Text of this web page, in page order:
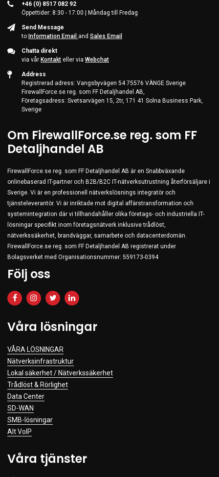
+46 (0) 8517 082 92
Öppettider: 8:30 - 17:00 | Måndag till Fredag
Send Message
to Information Email and Sales Email
Chatta direkt
via vår Kontakt eller via Webchat
Address
Registrerad adress: Vangsbyvägen 54 75576 VÄNGE Sverige
FirewallForce.se reg. som FF Detaljhandel AB,
Företagsadress: Svetsarvägen 15, 2tr, 171 41 Solna Business Park,
Sverige
Om FirewallForce.se reg. som FF
Detaljhandel AB
FirewallForce.se reg. som FF Detaljhandel AB är en Snabbväxande
onlinebaserad IT-partner och B2B/B2C IT-nätverksutrustning återförsäljare i
Sverige. Vi är en professionell nätverkslösnings integratör och
tjänsteleverantör. Vi är inriktade mot digital affärstransformation och
systemintegration där vi tillhandahåller olika företags- och industriella IT-
lösningar specifikt inom företagsnätverk inklusive trådlöst,
nätverkssäkerhet, brandväggar, samarbete och datacenterdomän.
FirewallForce.se reg. som FF Detaljhandel AB registrerat under
Bolagsverket med Organisationsnummer: 559173-0394
Följ oss
Våra lösningar
VÅRA LÖSNINGAR
Nätverksinfrastruktur
Lokal säkerhet / Nätverkssäkerhet
Trådlöst & Rörlighet
Data Center
SD-WAN
SMB-lösningar
Alt VoIP
Våra tjänster